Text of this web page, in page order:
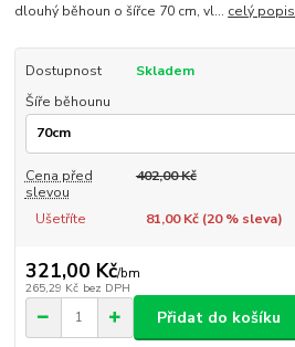
dlouhý běhoun o šířce 70 cm, vl... celý popis
Dostupnost
Skladem
Šíře běhounu
Cena před
slevou
402,00 Kč
Ušetříte 81,00 Kč (20% sleva)
321,00 Kč/bm
265,29 Kč bez DPH
Přidat do košíku